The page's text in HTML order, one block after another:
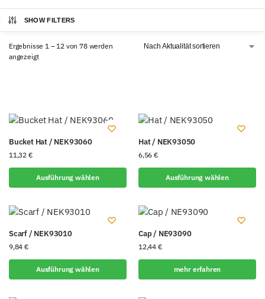
SHOW FILTERS
Ergebnisse 1 – 12 von 78 werden
angezeigt
Bucket Hat / NEK93060
11,32 €
Ausführung wählen
Hat / NEK93050
6,56€
Ausführung wählen
Scarf / NEK93010
9,84€
Ausführung wählen
Cap / NE93090
12,44 €
mehr erfahren